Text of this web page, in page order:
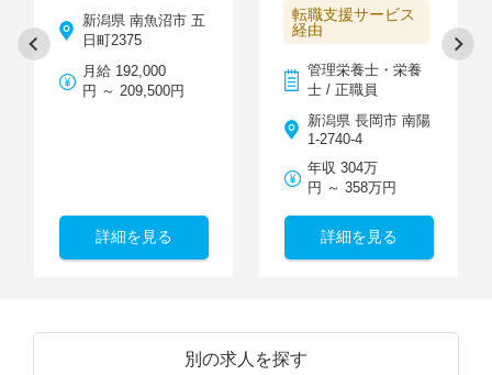
新潟県 南魚沼市 五
日町2375
月給 192,000
円 ～ 209,500円
詳細を見る
転職支援サービス
経由
管理栄養士・栄養
士 / 正職員
新潟県 長岡市 南陽
1-2740-4
年収 304万
円 ～ 358万円
詳細を見る
別の求人を探す